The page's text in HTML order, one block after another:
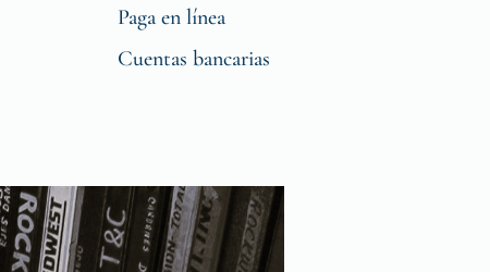
Paga en línea
Cuentas bancarias